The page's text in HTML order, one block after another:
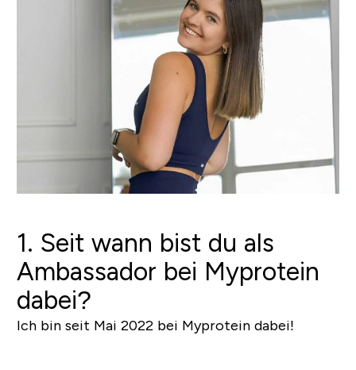
1. Seit wann bist du als
Ambassador bei Myprotein
dabei?
Ich bin seit Mai 2022 bei Myprotein dabei!